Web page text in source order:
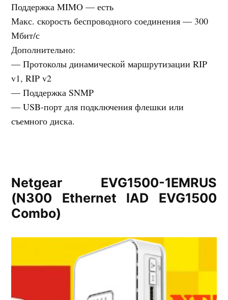
Поддержка MIMO — есть
Макс. скорость беспроводного соединения — 300
Мбит/с
Дополнительно:
— Протоколы динамической маршрутизации RIP
v1, RIP v2
— Поддержка SNMP
— USB-порт для подключения флешки или
съемного диска.
Netgear EVG1500-1EMRUS
(N300 Ethernet IAD EVG1500
Combo)